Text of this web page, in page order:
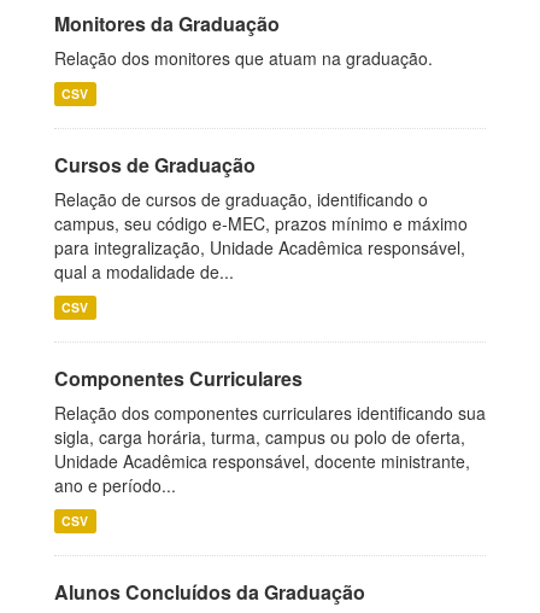
Monitores da Graduação
Relação dos monitores que atuam na graduação.
CSV
Cursos de Graduação
Relação de cursos de graduação, identificando o
campus, seu código e-MEC, prazos mínimo e máximo
para integralização, Unidade Acadêmica responsável,
qual a modalidade de...
CSV
Componentes Curriculares
Relação dos componentes curriculares identificando sua
sigla, carga horária, turma, campus ou polo de oferta,
Unidade Acadêmica responsável, docente ministrante,
ano e período...
CSV
Alunos Concluídos da Graduação